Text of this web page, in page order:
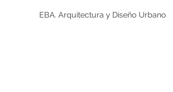
EBA. Arquitectura y Diseño Urbano